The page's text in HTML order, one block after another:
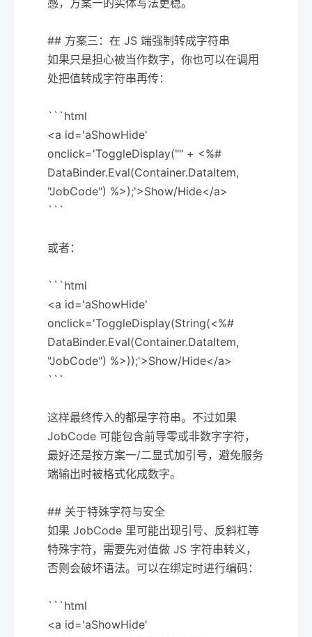
## 方案三：在 JS 端强制转成字符串
如果只是担心被当作数字，你也可以在调用
处把值转成字符串再传：
```html
<a id='aShowHide'
onclick='ToggleDisplay("" + <%#
DataBinder.Eval(Container.DataItem,
"JobCode") %>);'>Show/Hide</a>
```
或者：
```html
<a id='aShowHide'
onclick='ToggleDisplay(String(<%#
DataBinder.Eval(Container.DataItem,
"JobCode") %>));'>Show/Hide</a>
```
这样最终传入的都是字符串。不过如果
JobCode 可能包含前导零或非数字字符，
最好还是按方案一/二显式加引号，避免服务
端输出时被格式化成数字。
## 关于特殊字符与安全
如果 JobCode 里可能出现引号、反斜杠等
特殊字符，需要先对值做 JS 字符串转义，
否则会破坏语法。可以在绑定时进行编码：
```html
<a id='aShowHide'